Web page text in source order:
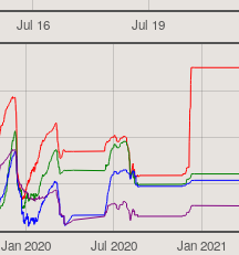
Jul 16 Jul 19
Jan 2020 Jul 2020 Jan 2021